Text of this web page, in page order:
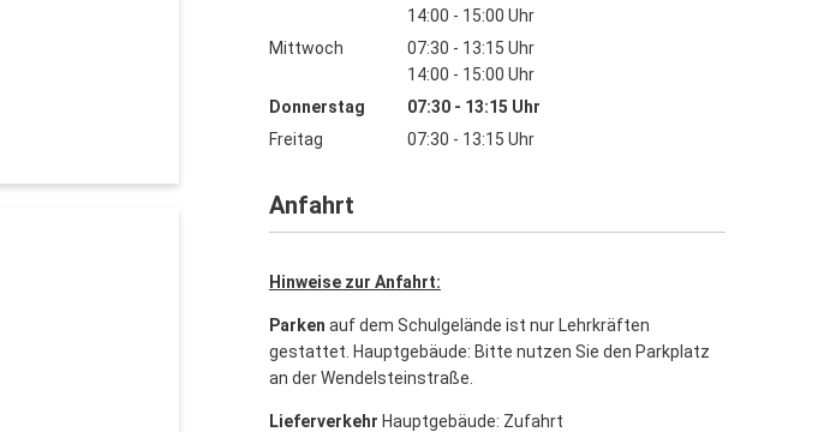
Von 07:30 bis 13:15 Uhr
14:00 - 15:00 Uhr
Von 14:00 bis 15:00 Uhr
Mittwoch 07:30 - 13:15 Uhr
Von 07:30 bis 13:15 Uhr
14:00 - 15:00 Uhr
Von 14:00 bis 15:00 Uhr
Donnerstag 07:30 - 13:15 Uhr
Von 07:30 bis 13:15 Uhr
Freitag 07:30 - 13:15 Uhr
Anfahrt
Hinweise zur Anfahrt:
Parken auf dem Schulgelände ist nur Lehrkräften
gestattet. Hauptgebäude: Bitte nutzen Sie den Parkplatz
an der Wendelsteinstraße.
Lieferverkehr Hauptgebäude: Zufahrt